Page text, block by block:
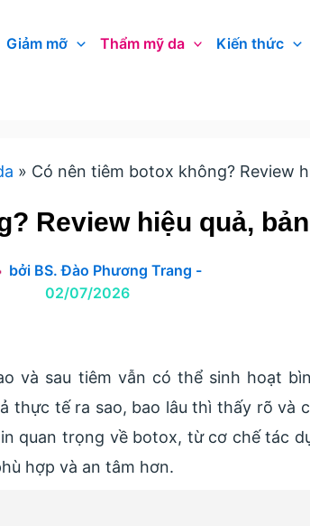
Giảm mỡ Thẩm mỹ da Kiến thức
Có nên tiêm botox không? Review
Review hiệu quả,
bởi BS. Đào Phương Trang -
02/07/2026
và sau tiêm vẫn có thể sinh hoạt
thực tế ra sao, bao lâu thì thấy rõ và
quan trọng về botox, từ cơ chế tác
hợp và an tâm hơn.